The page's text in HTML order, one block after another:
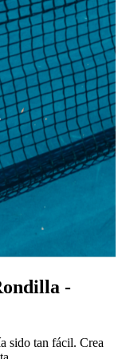
-
sido tan fácil. Crea